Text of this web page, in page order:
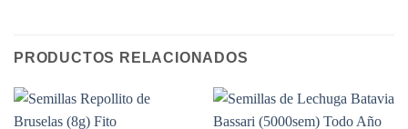
PRODUCTOS RELACIONADOS